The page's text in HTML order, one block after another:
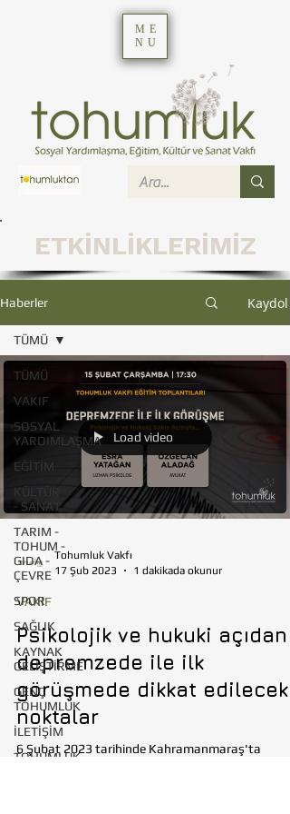
ME
NU
ETKİNLİKLERİMİZ
Haberler Kaydol
TÜMÜ
VAKIF
SOSYAL
YARDIMLAŞMA
EĞİTİM
KÜLTÜR
- SANAT
TARIM -
TOHUM -
GIDA -
ÇEVRE
SPOR
SAĞLIK
KAYNAK
GELİŞTİRME
GENÇ
TOHUMLUK
İLETİŞİM
TOHUMLUK
TÜMÜ
Load video
Tohumluk Vakfı
17 Şub 2023
1 dakikada okunur
VAKIF
Psikolojik ve hukuki açıdan
depremzede ile ilk
görüşmede dikkat edilecek
noktalar
6 Şubat 2023 tarihinde Kahramanmaraş'ta